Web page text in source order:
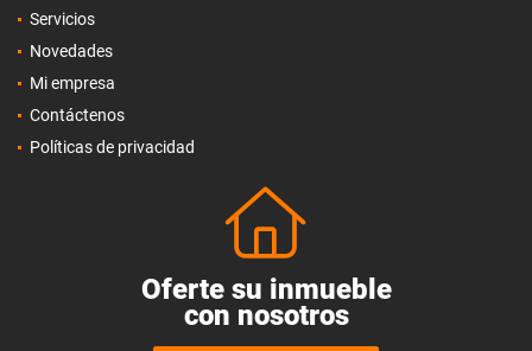
Servicios
Novedades
Mi empresa
Contáctenos
Políticas de privacidad
Oferte su inmueble
con nosotros